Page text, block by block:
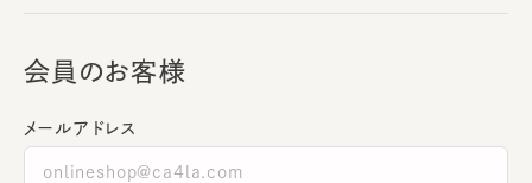
会員のお客様
メールアドレス